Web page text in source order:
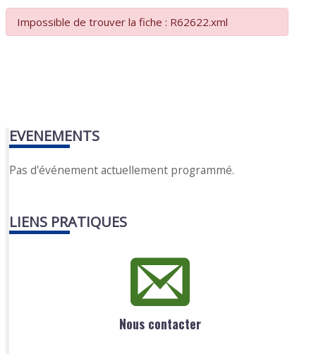
Impossible de trouver la fiche : R62622.xml
EVENEMENTS
Pas d'événement actuellement programmé.
LIENS PRATIQUES
Nous contacter